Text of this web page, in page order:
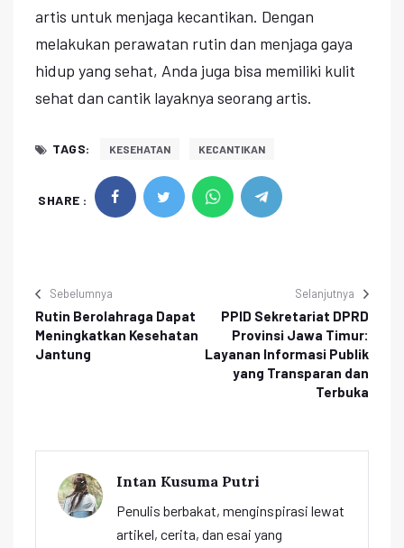
artis untuk menjaga kecantikan. Dengan
melakukan perawatan rutin dan menjaga gaya
hidup yang sehat, Anda juga bisa memiliki kulit
sehat dan cantik layaknya seorang artis.
TAGS: KESEHATAN KECANTIKAN
SHARE :
Sebelumnya
Rutin Berolahraga Dapat
Meningkatkan Kesehatan
Jantung
Selanjutnya
PPID Sekretariat DPRD
Provinsi Jawa Timur:
Layanan Informasi Publik
yang Transparan dan
Terbuka
Intan Kusuma Putri
Penulis berbakat, menginspirasi lewat
artikel, cerita, dan esai yang